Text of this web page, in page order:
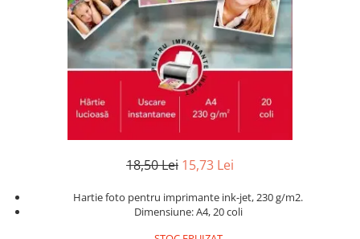
Audiobook
ReConnect
ScienceConnection
Senzatii/Thriller
SF & Fantasy
Teens Book Club
Instrumente si Truse Geometrie
Seturi scolare
Calculator
COLOREAZA CU PRIETENII
Pot desena minunat
Sa coloram cu Nicol
Codul copiilor de succes
Copii 0-7 ani
Culegeri Auxiliare
Puzzle 3D Lemn
18,50 Lei 15,73 Lei
Hartie foto pentru imprimante ink-jet, 230 g/m2.
Dimensiune: A4, 20 coli